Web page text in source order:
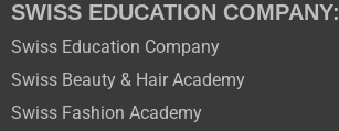
SWISS EDUCATION COMPANY:
Swiss Education Company
Swiss Beauty & Hair Academy
Swiss Fashion Academy